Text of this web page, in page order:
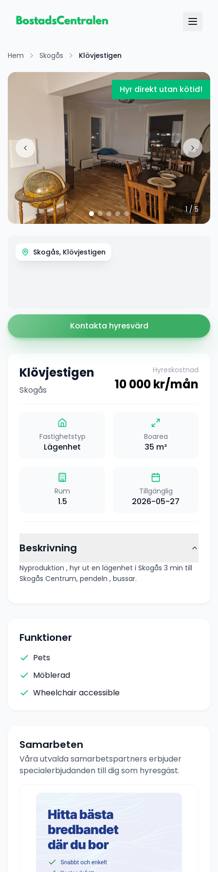
Hem Skogås Klövjestigen
Hyr direkt utan kötid!
1/5
Skogås, Klövjestigen
Kontakta hyresvärd
Klövjestigen
Skogås
Hyreskostnad
10 000kr/mån
Fastighetstyp
Lägenhet
Boarea
35 m²
Rum
1.5
Tillgänglig
2026-05-27
Beskrivning
Nyproduktion , hyr ut en lägenhet i Skogås 3 min till
Skogås Centrum, pendeln , bussar.
Funktioner
Pets
Möblerad
Wheelchair accessible
Samarbeten
Våra utvalda samarbetspartners erbjuder
specialerbjudanden till dig som hyresgäst.